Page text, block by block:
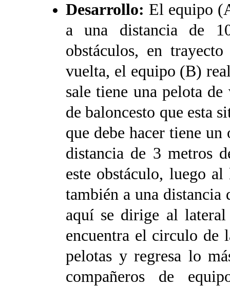
Desarrollo: El equipo
a una distancia de
obstáculos, en
vuelta, el equipo (B)
sale tiene una pelota
de baloncesto que esta
que debe hacer tiene
distancia de 3 metros
este obstáculo, luego
también a una distancia
aquí se dirige al
encuentra el circulo de
pelotas y regresa lo
compañeros de